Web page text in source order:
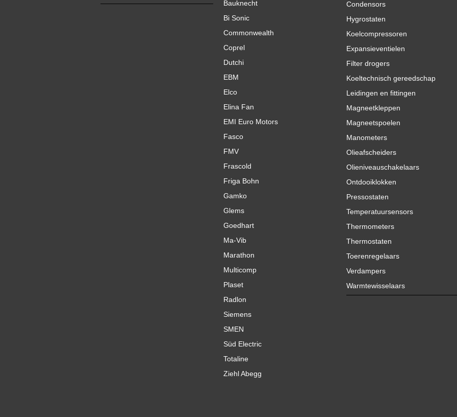
Bauknecht
Bi Sonic
Commonwealth
Coprel
Dutchi
EBM
Elco
Elina Fan
EMI Euro Motors
Fasco
FMV
Frascold
Friga Bohn
Gamko
Glems
Goedhart
Ma-Vib
Marathon
Multicomp
Plaset
Radlon
Siemens
SMEN
Süd Electric
Totaline
Ziehl Abegg
Condensors
Hygrostaten
Koelcompressoren
Expansieventielen
Filter drogers
Koeltechnisch gereedschap
Leidingen en fittingen
Magneetkleppen
Magneetspoelen
Manometers
Olieafscheiders
Olieniveauschakelaars
Ontdooiklokken
Pressostaten
Temperatuursensors
Thermometers
Thermostaten
Toerenregelaars
Verdampers
Warmtewisselaars